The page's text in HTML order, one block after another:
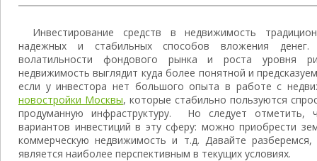
Инвестирование средств в недвижимость
надежных и стабильных способов вложения
волатильности фондового рынка и роста уровня
недвижимость выглядит куда более понятной и
если у инвестора нет большого опыта в работе с
новостройки Москвы, которые стабильно пользуются
продуманную инфраструктуру. Но следует отметить,
вариантов инвестиций в эту сферу: можно приобрести
коммерческую недвижимость и т.д. Давайте
является наиболее перспективным в текущих условиях.